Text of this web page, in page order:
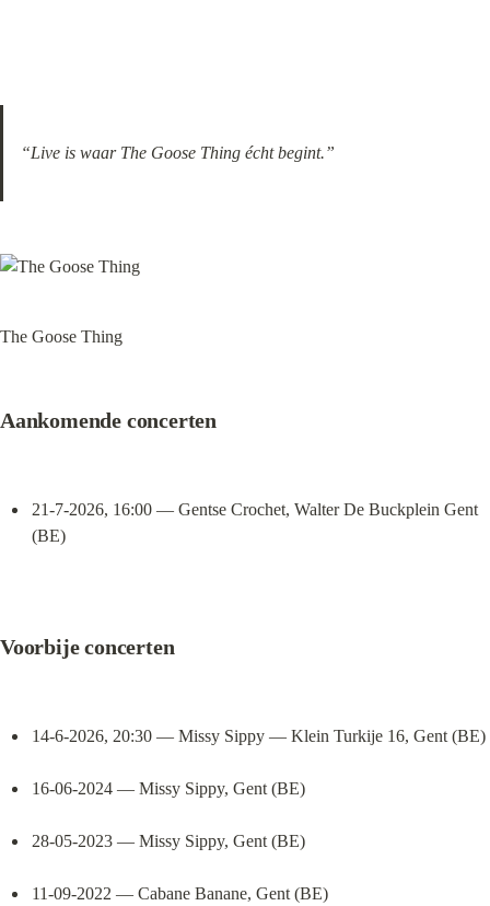
“Live is waar The Goose Thing écht begint.”
The Goose Thing
Aankomende concerten
21-7-2026, 16:00 — Gentse Crochet, Walter De Buckplein Gent
(BE)
Voorbije concerten
14-6-2026, 20:30 — Missy Sippy — Klein Turkije 16, Gent (BE)
16-06-2024 — Missy Sippy, Gent (BE)
28-05-2023 — Missy Sippy, Gent (BE)
11-09-2022 — Cabane Banane, Gent (BE)